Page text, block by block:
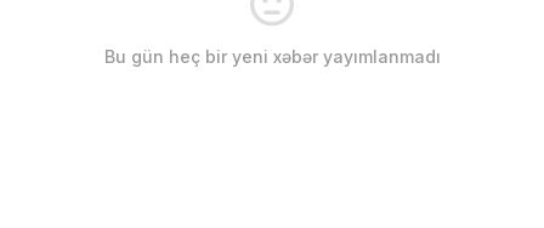
Bu gün heç bir yeni xəbər yayımlanmadı